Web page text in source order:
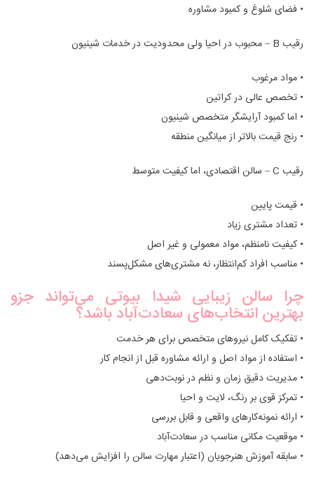
• فضای شلوغ و کمبود مشاوره
رقیب B – محبوب در احیا ولی محدودیت در خدمات شینیون
• مواد مرغوب
• تخصص عالی در کراتین
• اما کمبود آرایشگر متخصص شینیون
• رنج قیمت بالاتر از میانگین منطقه
رقیب C – سالن اقتصادی، اما کیفیت متوسط
• قیمت پایین
• تعداد مشتری زیاد
• کیفیت نامنظم، مواد معمولی و غیر اصل
• مناسب افراد کم‌انتظار، نه مشتری‌های مشکل‌پسند
چرا سالن زیبایی شیدا بیوتی می‌تواند جزو
بهترین انتخاب‌های سعادت‌آباد باشد؟
• تفکیک کامل نیروهای متخصص برای هر خدمت
• استفاده از مواد اصل و ارائه مشاوره قبل از انجام کار
• مدیریت دقیق زمان و نظم در نوبت‌دهی
• تمرکز قوی بر رنگ، لایت و احیا
• ارائه نمونه‌کارهای واقعی و قابل بررسی
• موقعیت مکانی مناسب در سعادت‌آباد
• سابقه آموزش هنرجویان (اعتبار مهارت سالن را افزایش می‌دهد)